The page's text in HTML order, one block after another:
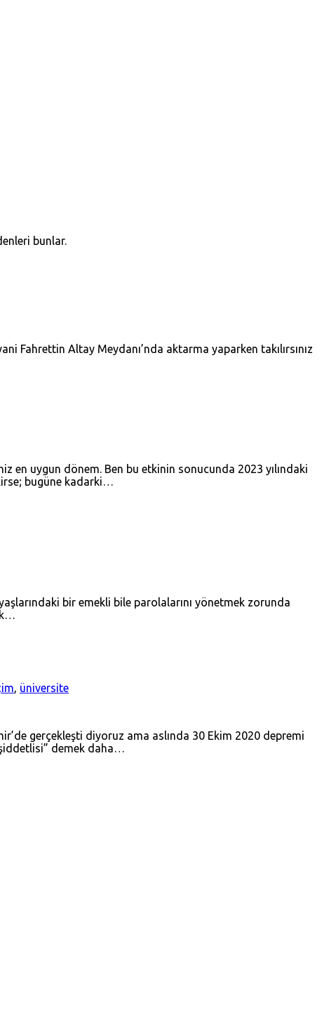
bunlar.
Fahrettin Altay Meydanı’nda aktarma yaparken takılırsınız
en uygun dönem. Ben bu etkinin sonucunda 2023 yılındaki
bugüne kadarki…
bir emekli bile parolalarını yönetmek zorunda
, üniversite
gerçekleşti diyoruz ama aslında 30 Ekim 2020 depremi
şiddetlisi” demek daha…